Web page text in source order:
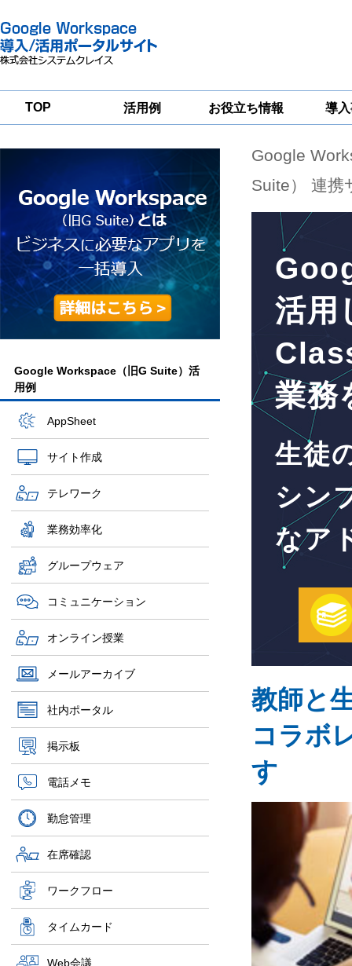
TOP 活用例 お役立ち情報
一
導
グループウェア
移行支援
Google
Workspace
セキュリティ
対策サービス
Google Workspace（旧G Suite）活
用例
AppSheet
サイト作成
テレワーク
業務効率化
グループウェア
コミュニケーション
オンライン授業
メールアーカイブ
社内ポータル
掲示板
電話メモ
勤怠管理
在席確認
ワークフロー
タイムカード
Web会議
Google
Suite） 連携
活用
業務
生徒
シン
なア
教師と
コラボ
す